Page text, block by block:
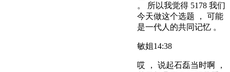
。 所以我觉得 5178 我们
今天做这个选题 ， 可能
是一代人的共同记忆 。
敏姐14:38
哎 ， 说起石磊当时啊 ，